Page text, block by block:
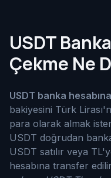
USDT
Çekme Ne
USDT banka
bakiyesini Türk
para olarak almak
USDT doğrudan
USDT satılır veya
hesabına transfer